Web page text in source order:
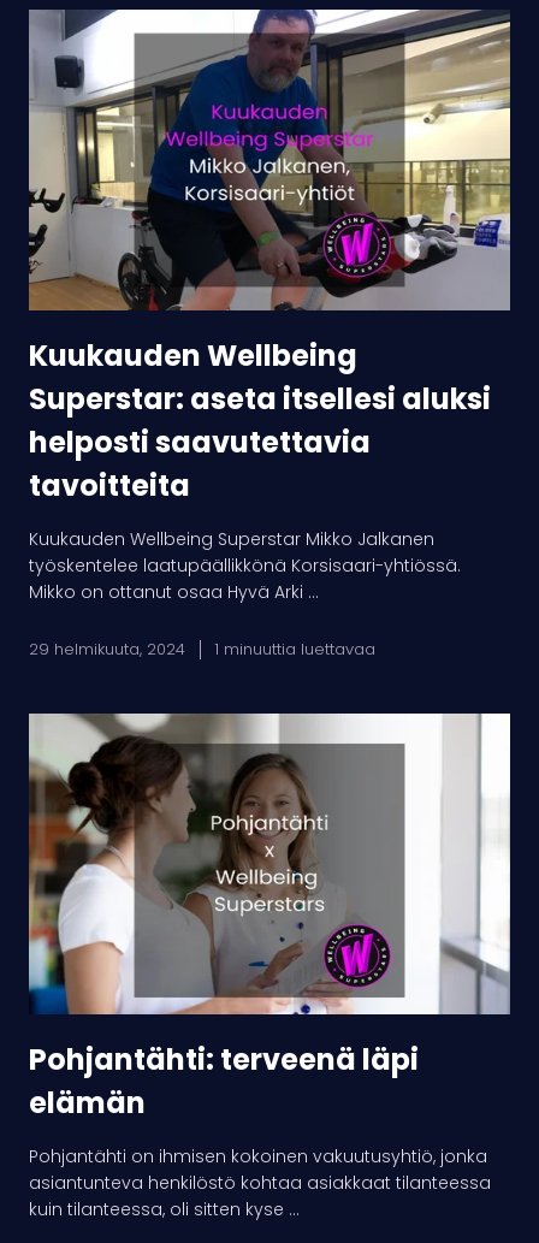
Kuukauden
Wellbeing
Superstar:
aseta
itsellesi
aluksi
helposti
saavutettavia
tavoitteita
Kuukauden Wellbeing
Superstar: aseta itsellesi aluksi
helposti saavutettavia
tavoitteita
Kuukauden Wellbeing Superstar Mikko Jalkanen
työskentelee laatupäällikkönä Korsisaari-yhtiössä.
Mikko on ottanut osaa Hyvä Arki ...
29 helmikuuta, 2024 1 minuuttia luettavaa
Pohjantähti:
terveenä
elämän
Pohjantähti: terveenä läpi
elämän
Pohjantähti on ihmisen kokoinen vakuutusyhtiö, jonka
asiantunteva henkilöstö kohtaa asiakkaat tilanteessa
kuin tilanteessa, oli sitten kyse ...